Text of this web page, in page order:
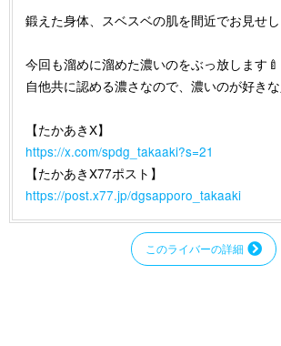
鍛えた身体、スベスベの肌を間近でお見せ
今回も溜めに溜めた濃いのをぶっ放します🍼
自他共に認める濃さなので、濃いのが好き
【たかあきX】
https://x.com/spdg_takaaki?s=21
【たかあきX77ポスト】
https://post.x77.jp/dgsapporo_takaaki
このライバーの詳細